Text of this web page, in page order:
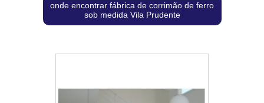
onde encontrar fábrica de corrimão de ferro
sob medida Vila Prudente